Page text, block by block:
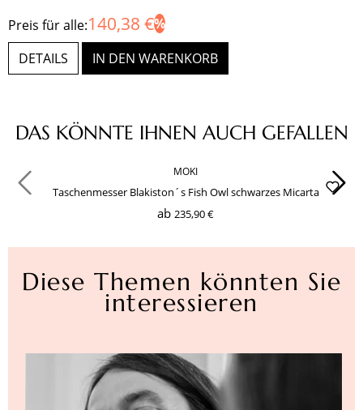
Preis für alle:140,38 €
DETAILS IN DEN WARENKORB
Produktgalerie überspringen
DAS KÖNNTE IHNEN AUCH GEFALLEN
MOKI
Taschenmesser Blakiston´s Fish Owl schwarzes Micarta
ab 235,90 €
Diese Themen könnten Sie
interessieren